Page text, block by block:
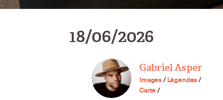
18/06/2026
Gabriel Asper
Images/Légendes/
Carte/